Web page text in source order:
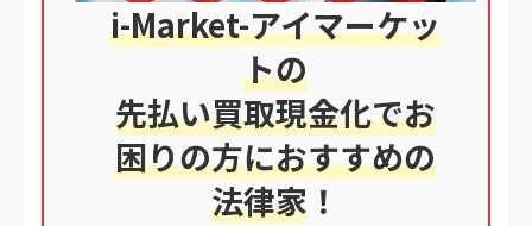
i-Market-アイマーケッ
トの
先払い買取現金化でお
困りの方におすすめの
法律家 ！